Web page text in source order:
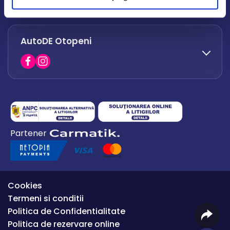
office.afumati@autode.ro
0730 063 852
0730 063 851
AutoDE Otopeni
0754 649 360
office.premium@autode.ro
Partener
Cookies
Termeni si conditii
Politica de Confidentialitate
Politica de rezervare online